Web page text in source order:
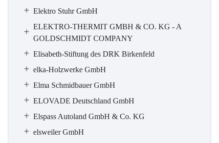
Elektro Stuhr GmbH
ELEKTRO-THERMIT GMBH & CO. KG - A
GOLDSCHMIDT COMPANY
Elisabeth-Stiftung des DRK Birkenfeld
elka-Holzwerke GmbH
Elma Schmidbauer GmbH
ELOVADE Deutschland GmbH
Elspass Autoland GmbH & Co. KG
elsweiler GmbH